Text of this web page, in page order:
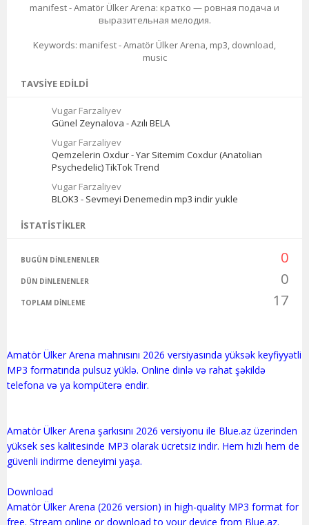
manifest - Amatör Ülker Arena: кратко — ровная подача и
выразительная мелодия.
Keywords: manifest - Amatör Ülker Arena, mp3, download,
music
TAVSIYE EDILDI
Vugar Farzaliyev
Günel Zeynalova - Azılı BELA
Vugar Farzaliyev
Qemzelerin Oxdur - Yar Sitemim Coxdur (Anatolian
Psychedelic) TikTok Trend
Vugar Farzaliyev
BLOK3 - Sevmeyi Denemedin mp3 indir yukle
İSTATISTIKLER
BUGÜN DINLENENLER 0
DÜN DINLENENLER 0
TOPLAM DINLEME 17
Amatör Ülker Arena mahnısını 2026 versiyasında yüksək keyfiyyətli
MP3 formatında pulsuz yüklə. Online dinlə və rahat şəkildə
telefona və ya kompüterə endir.
Amatör Ülker Arena şarkısını 2026 versiyonu ile Blue.az üzerinden
yüksek ses kalitesinde MP3 olarak ücretsiz indir. Hem hızlı hem de
güvenli indirme deneyimi yaşa.
Download
Amatör Ülker Arena (2026 version) in high-quality MP3 format for
free. Stream online or download to your device from Blue.az.